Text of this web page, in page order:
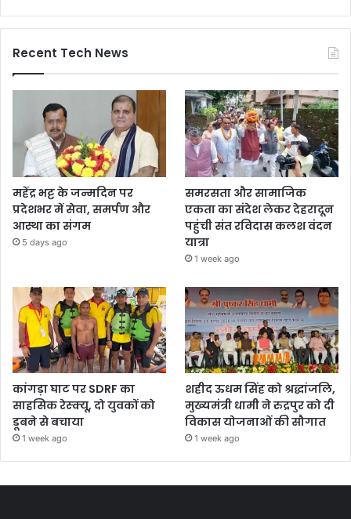
Recent Tech News
महेंद्र भट्ट के जन्मदिन पर
प्रदेशभर में सेवा, समर्पण और
आस्था का संगम
5 days ago
समरसता और सामाजिक
एकता का संदेश लेकर देहरादून
पहुंची संत रविदास कलश वंदन
यात्रा
1 week ago
कांगड़ा घाट पर SDRF का
साहसिक रेस्क्यू, दो युवकों को
डूबने से बचाया
1 week ago
शहीद ऊधम सिंह को श्रद्धांजलि,
मुख्यमंत्री धामी ने रुद्रपुर को दी
विकास योजनाओं की सौगात
1 week ago